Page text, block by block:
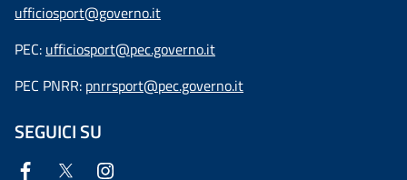
ufficiosport@governo.it
PEC: ufficiosport@pec.governo.it
PEC PNRR: pnrrsport@pec.governo.it
SEGUICI SU